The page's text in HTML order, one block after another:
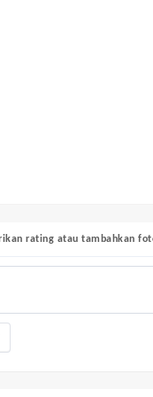
rating atau tambahkan